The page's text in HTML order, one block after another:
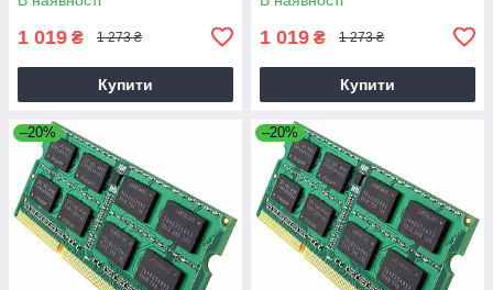
1 019 ₴ 1 273 ₴
Купити
1 019 ₴ 1 273 ₴
Купити
–20% –20%